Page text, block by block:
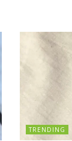
TRENDING